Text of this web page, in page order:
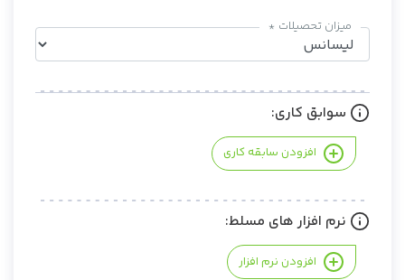
میزان تحصیلات *
سوابق کاری:
افزودن سابقه کاری
نرم افزار های مسلط:
افزودن نرم افزار